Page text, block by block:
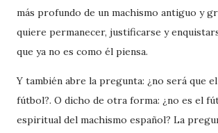
más profundo de un machismo antiguo y
quiere permanecer, justificarse y
que ya no es como él piensa.
Y también abre la pregunta: ¿no será que
fútbol?. O dicho de otra forma: ¿no es el
espiritual del machismo español? La